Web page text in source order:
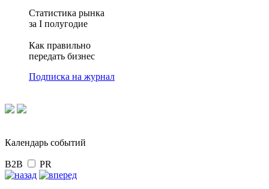
Статистика рынка
за I полугодие
Как правильно
передать бизнес
Подписка на журнал
Календарь событий
B2B PR